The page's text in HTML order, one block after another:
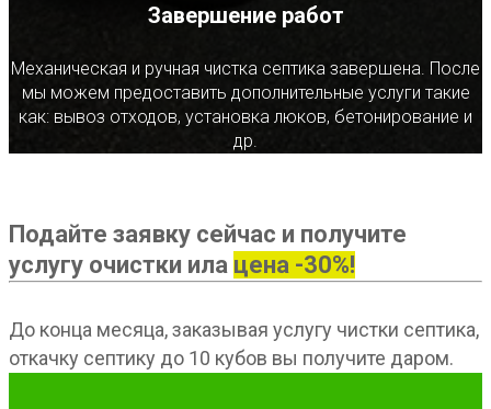
Завершение работ
Механическая и ручная чистка септика завершена. После
мы можем предоставить дополнительные услуги такие
как: вывоз отходов, установка люков, бетонирование и
др.
Подайте заявку сейчас и получите
услугу очистки ила цена -30%!
До конца месяца, заказывая услугу чистки септика,
откачку септику до 10 кубов вы получите даром.